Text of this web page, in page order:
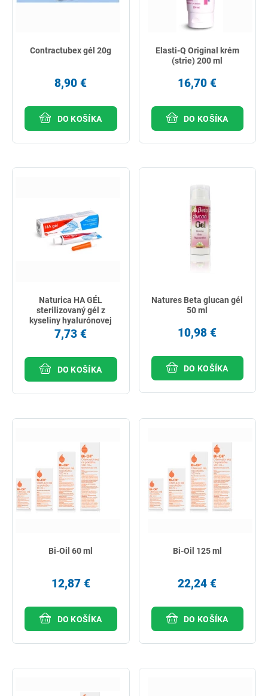
Contractubex gél 20g
8,90 €
DO KOŠÍKA
Elasti-Q Original krém
(strie) 200 ml
16,70 €
DO KOŠÍKA
Naturica HA GÉL
sterilizovaný gél z
kyseliny hyalurónovej
16ml
7,73 €
DO KOŠÍKA
Natures Beta glucan gél
50 ml
10,98 €
DO KOŠÍKA
Bi-Oil 60 ml
12,87 €
DO KOŠÍKA
Bi-Oil 125 ml
22,24 €
DO KOŠÍKA